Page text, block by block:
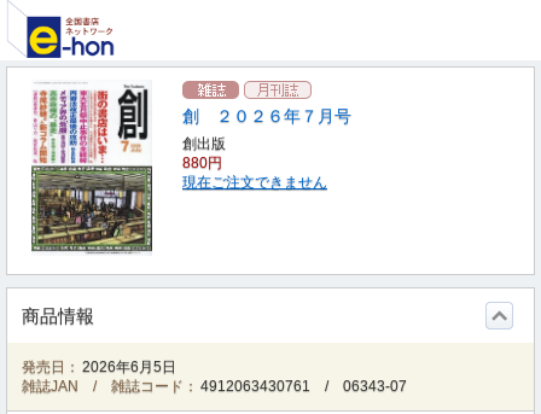
創 ２０２６年７月号
創出版
880円
現在ご注文できません
商品情報
発売日： 2026年6月5日
雑誌JAN / 雑誌コード： 4912063430761 /06343-07